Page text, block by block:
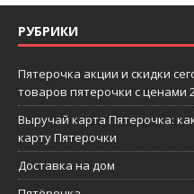
РУБРИКИ
Пятерочка акции и скидки
товаров пятерочки с ценами
Выручай карта Пятерочка:
карту Пятерочки
Доставка на дом